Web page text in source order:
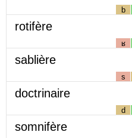
b
rotifère
ʁ
sablière
s
doctrinaire
d
somnifère